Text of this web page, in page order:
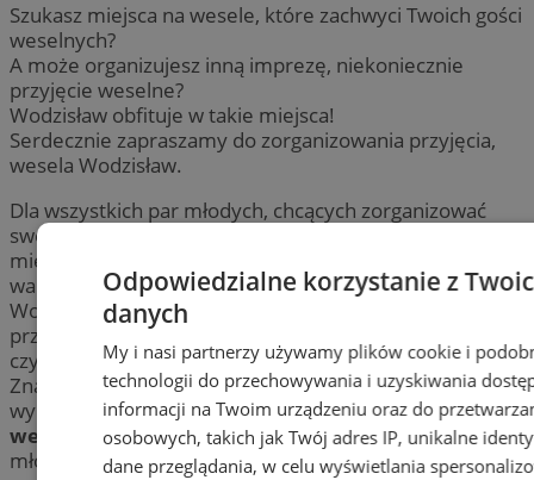
Szukasz miejsca na wesele, które zachwyci Twoich gości
weselnych?
A może organizujesz inną imprezę, niekoniecznie
przyjęcie weselne?
Wodzisław obfituje w takie miejsca!
Serdecznie zapraszamy do zorganizowania przyjęcia,
wesela Wodzisław.
Dla wszystkich par młodych, chcących zorganizować
swoje wesela w Wodzisławiu, przygotowaliśmy katalog
miejsc (
warto wyprawić swoje przyjęcie weselne.
Wodzisław i okolice oferują wiele miejsc do organizacji
przyjęcia z różnych okazji, takich jak
czy
sala balowa.
Znajdziesz tutaj idealne miejsce na wesele – swój
wymarzonydom przyjęć okolicznościowych,dom
weselny
dla nawet najbardziej wybrednych par
młodych!
Odpowiedzialne korzystanie z
danych
My i nasi partnerzy używamy plików cookie i
technologii do przechowywania i uzyskiwania
informacji na Twoim urządzeniu oraz do
osobowych, takich jak Twój adres IP, unikalne
dane przeglądania, w celu wyświetlania